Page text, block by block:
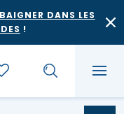
BAIGNER DANS LES
!